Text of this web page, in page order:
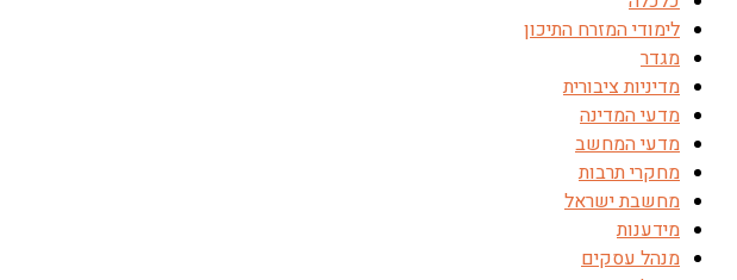
לימודי המזרח התיכון
מגדר
מדיניות ציבורית
מדעי המדינה
מדעי המחשב
מחקרי תרבות
מחשבת ישראל
מידענות
מנהל עסקים